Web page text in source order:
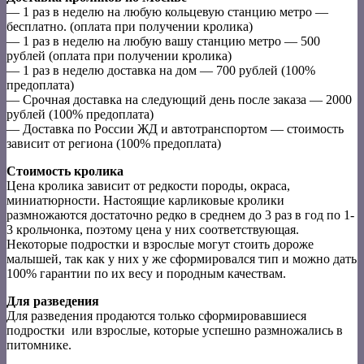
— 1 раз в неделю на любую кольцевую станцию метро —
бесплатно. (оплата при получении кролика)
— 1 раз в неделю на любую вашу станцию метро — 500
рублей (оплата при получении кролика)
— 1 раз в неделю доставка на дом — 700 рублей (100%
предоплата)
— Срочная доставка на следующий день после заказа — 2000
рублей (100% предоплата)
— Доставка по России ЖД и автотранспортом — стоимость
зависит от региона (100% предоплата)
Стоимость кролика
Цена кролика зависит от редкости породы, окраса,
миниатюрности. Настоящие карликовые кролики
размножаются достаточно редко в среднем до 3 раз в год по 1-
3 крольчонка, поэтому цена у них соответствующая.
Некоторые подростки и взрослые могут стоить дороже
малышей, так как у них у же сформировался тип и можно дать
100% гарантии по их весу и породным качествам.
Для разведения
Для разведения продаются только сформировавшиеся
подростки или взрослые, которые успешно размножались в
питомнике.